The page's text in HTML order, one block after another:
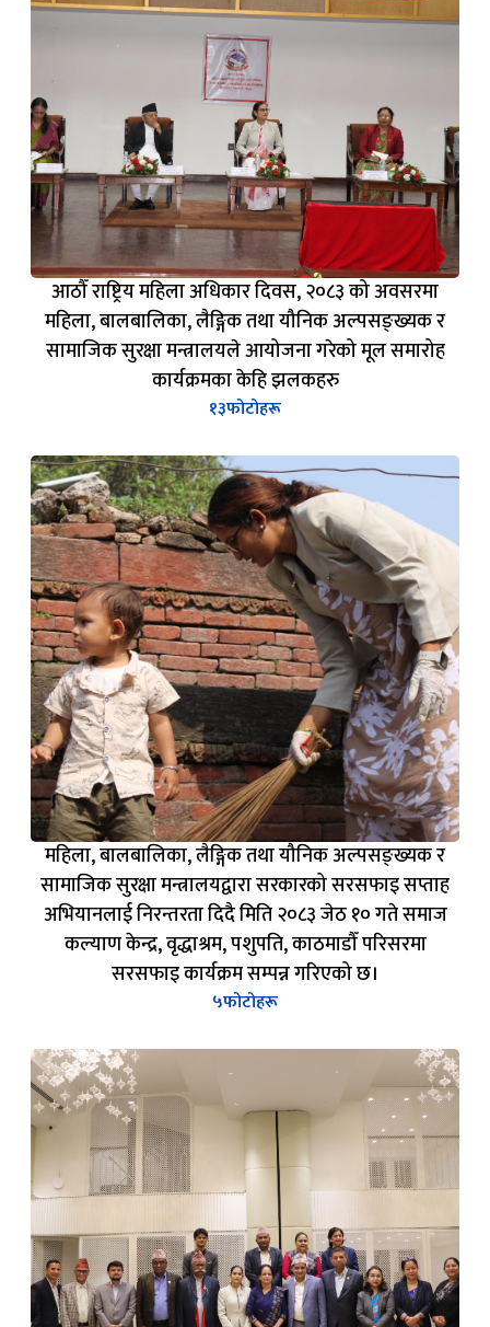
आठौँ राष्ट्रिय महिला अधिकार दिवस, २०८३ को अवसरमा
महिला, बालबालिका, लैङ्गिक तथा यौनिक अल्पसङ्ख्यक र
सामाजिक सुरक्षा मन्त्रालयले आयोजना गरेको मूल समारोह
कार्यक्रमका केहि झलकहरु
फोटोहरू
महिला, बालबालिका, लैङ्गिक तथा यौनिक अल्पसङ्ख्यक र
सामाजिक सुरक्षा मन्त्रालयद्वारा सरकारको सरसफाइ सप्ताह
अभियानलाई निरन्तरता दिदै मिति २०८३ जेठ १० गते समाज
कल्याण केन्द्र, वृद्धाश्रम, पशुपति, काठमाडौँ परिसरमा
सरसफाइ कार्यक्रम सम्पन्न गरिएको छ।
५फोटोहरू
संघ, प्रदेश र स्थानीय तह (समन्वय तथा अन्तरसम्बन्ध ) ऐन,
२०७७ ले दिएको अधिकार बमोजिम विषयगत समितिको बैठक
मिति २०८३/१/१६ गते मा. मन्त्री श्री सिता बादीज्युको
अध्यक्षतामा प्रदेशका मा. मन्त्रीहरुको सहभागिताका साथ
सम्पन्न भयो।